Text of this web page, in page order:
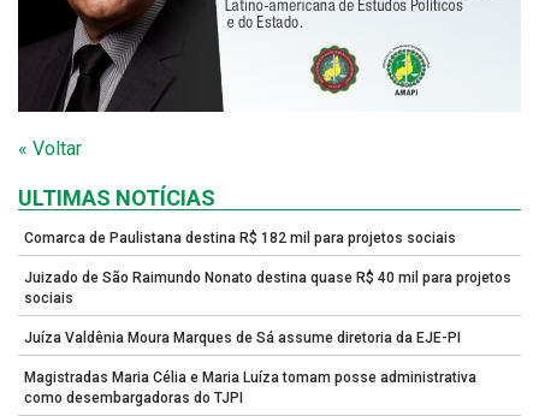
« Voltar
ULTIMAS NOTÍCIAS
Comarca de Paulistana destina R$ 182 mil para projetos sociais
Juizado de São Raimundo Nonato destina quase R$ 40 mil para projetos
sociais
Juíza Valdênia Moura Marques de Sá assume diretoria da EJE-PI
Magistradas Maria Célia e Maria Luíza tomam posse administrativa
como desembargadoras do TJPI